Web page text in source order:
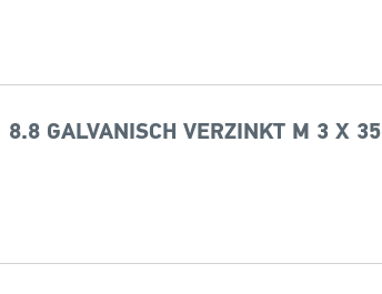
8.8 GALVANISCH VERZINKT M 3 X 35